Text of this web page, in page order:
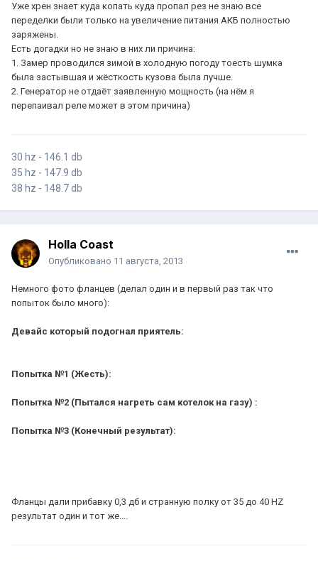
Уже хрен знает куда копать куда пропал рез не знаю все
переделки были только на увеличение питания АКБ полностью
заряжены.
Есть догадки но не знаю в них ли причина:
1. Замер проводился зимой в холодную погоду тоесть шумка
была застывшая и жёсткость кузова была лучше.
2. Генератор не отдаёт заявленную мощность (на нём я
перепаивал реле может в этом причина)
30 hz - 146.1 db
35 hz - 147.9 db
38 hz - 148.7 db
Holla Coast
Опубликовано 11 августа, 2013
Немного фото фланцев (делал один и в первый раз так что
попыток было много):
Девайс который подогнал приятель:
Попытка №1 (Жесть):
Попытка №2 (Пытался нагреть сам котелок на газу) :
Попытка №3 (Конечный результат):
Фланцы дали прибавку 0,3 дб и странную полку от 35 до 40 HZ
результат один и тот же....